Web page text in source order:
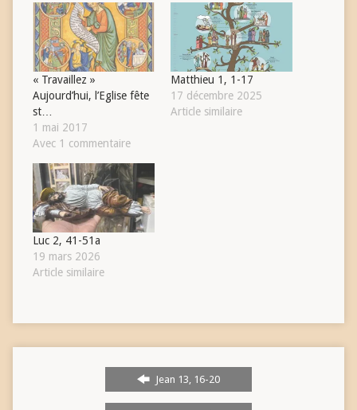
« Travaillez »
Aujourd’hui, l’Eglise fête
st…
1 mai 2017
Avec 1 commentaire
Matthieu 1, 1-17
17 décembre 2025
Article similaire
Luc 2, 41-51a
19 mars 2026
Article similaire
Jean 13, 16-20